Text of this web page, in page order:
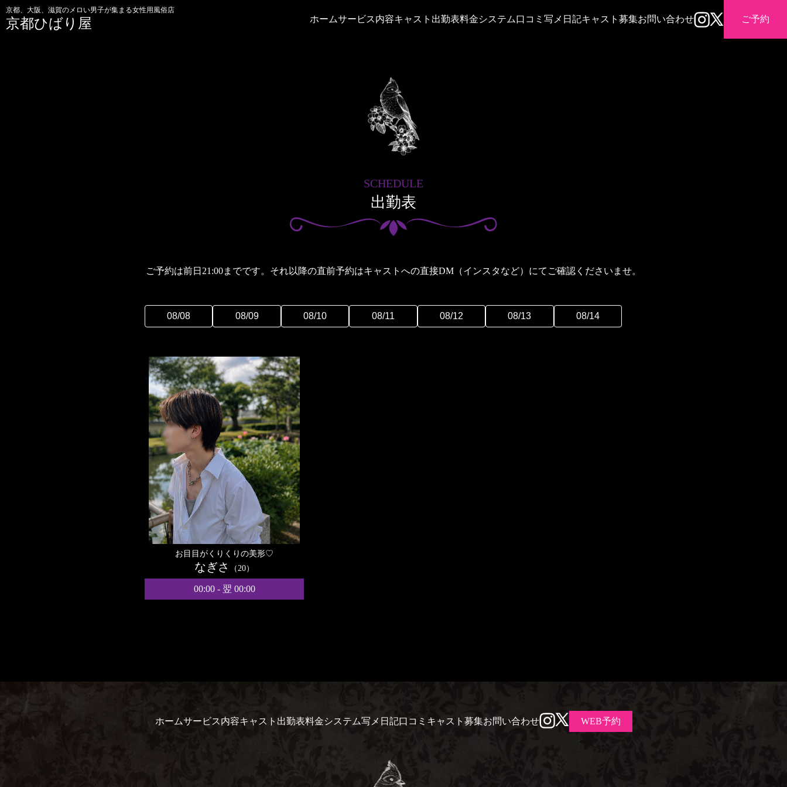
京都、大阪、滋賀のメロい男子が集まる女性用風俗店
京都ひばり屋 ホームサービス内容キャスト 出勤表料金システム口コミ 写メ日記キャスト募集お問い合わせ ご予約
SCHEDULE
出勤表
ご予約は前日21:00までです。それ以降の直前予約はキャストへの直接DM（インスタなど）にてご確認くださいませ。
08/08 08/09 08/10 08/11 08/12 08/13 08/14
お目目がくりくりの美形♡
なぎさ （20）
00:00 - 翌 00:00
ホームサービス内容キャスト 出勤表料金システム写メ日記口コミ キャスト募集お問い合わせ WEB予約